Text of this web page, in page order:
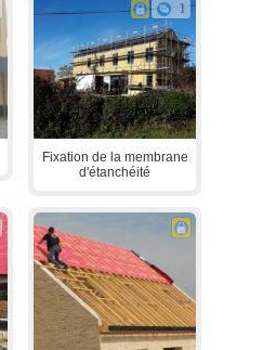
1
Fixation de la membrane
d'étanchéité